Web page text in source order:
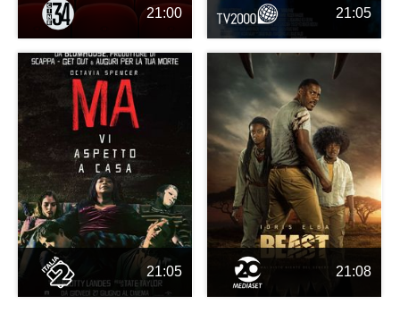
21:00 21:05
21:05 21:08